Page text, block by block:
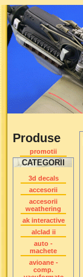
Produse
promotii
CATEGORII
3d decals
accesorii
accesorii
weathering
ak interactive
alclad ii
auto -
machete
avioane -
comp.